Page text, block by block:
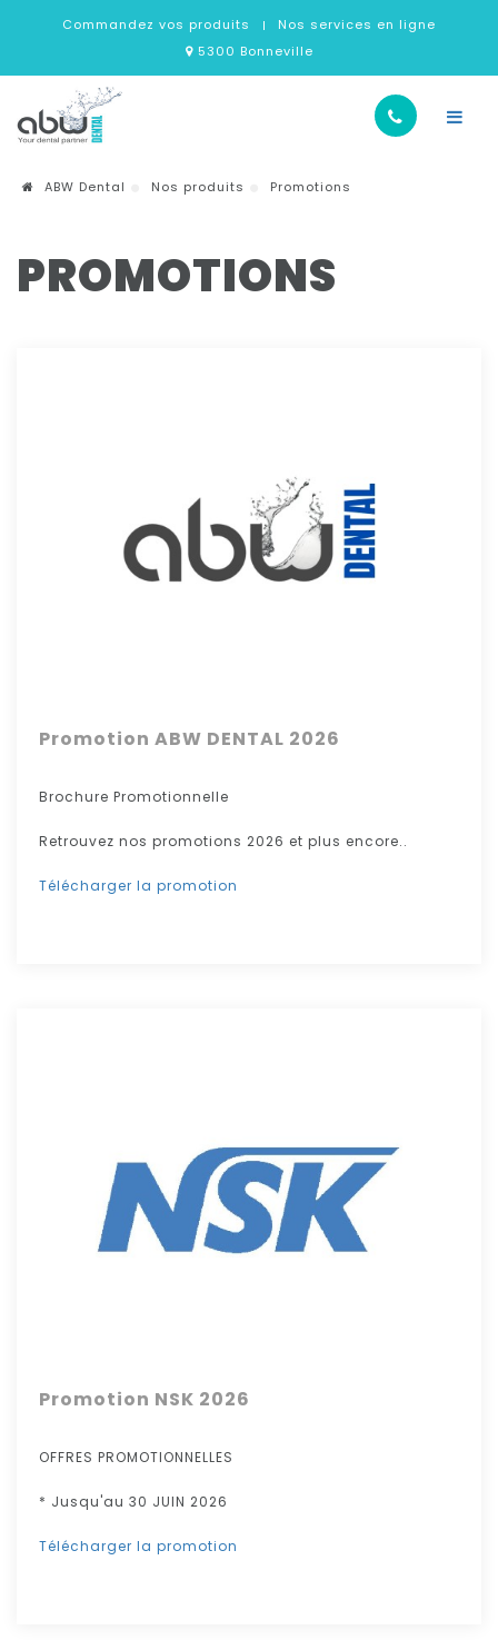
Commandez vos produits
Nos services en ligne
5300 Bonneville
ABW Dental Nos produits Promotions
PROMOTIONS
Promotion ABW DENTAL 2026
Brochure Promotionnelle
Retrouvez nos promotions 2026 et plus encore..
Télécharger la promotion
Promotion NSK 2026
OFFRES PROMOTIONNELLES
* Jusqu'au 30 JUIN 2026
Télécharger la promotion